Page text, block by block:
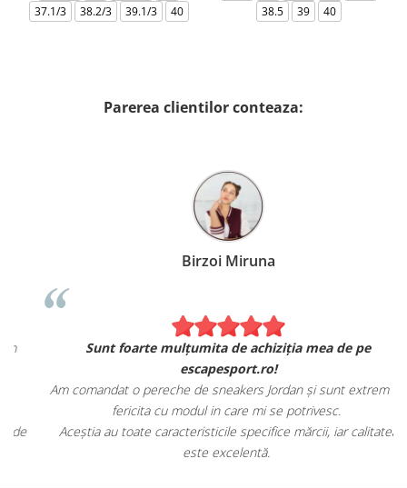
37.1/3
38.2/3 39.1/3 40
38.5
39 40
Parerea clientilor conteaza:
Birzoi Miruna
Sunt foarte mulțumita de achiziția mea de pe
escapesport.ro!
Am comandat o pereche de sneakers Jordan și sunt extrem de
fericita cu modul in care mi se potrivesc.
Aceștia au toate caracteristicile specifice mărcii, iar calitatea
este excelentă.